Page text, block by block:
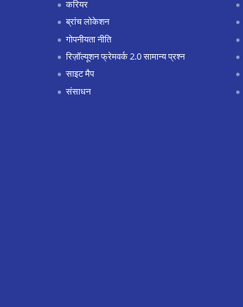
करियर
ब्रांच लोकेशन
गोपनीयता नीति
रिज़ॉल्यूशन फ्रेमवर्क 2.0 सामान्य प्रश्न
साइट मैप
संसाधन